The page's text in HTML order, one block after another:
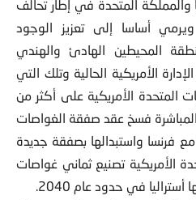
والمملكة المتحدة في إطار تحالف
أساسا إلى تعزيز الوجود
المحيطين الهادئ والهندي
الأمريكية الحالية وتلك التي
المتحدة الأمريكية على أكثر من
فسخ عقد صفقة الغواصات
الأسترالية المبرمة عام 2016 مع فرنسا واستبدالها بصفقة جديدة
الأمريكية تصنيع ثماني غواصات
في حدود عام 2040.